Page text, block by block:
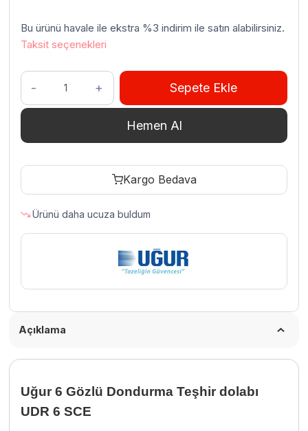
Bu ürünü havale ile ekstra %3 indirim ile satın alabilirsiniz.
Taksit seçenekleri
Uğur
6
Gözlü
dolabı
SCE
adet
Sepete Ekle
Hemen Al
Kargo Bedava
Ürünü daha ucuza buldum
Açıklama
Uğur 6 Gözlü Dondurma Teşhir dolabı
UDR 6 SCE